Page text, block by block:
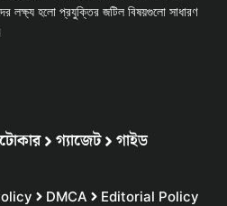
লক্ষ্য হলো প্রযুক্তির জটিল বিষয়গুলো সাধারণ
গ্যাজেট গাইড
DMCA
Editorial Policy